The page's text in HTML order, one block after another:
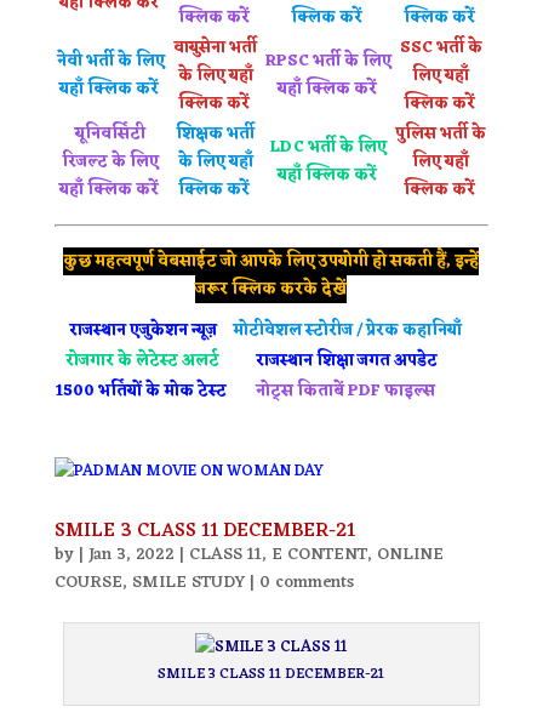
क्लिक करें
क्लिक करें
क्लिक करें
नेवी भर्ती के लिए
यहाँ क्लिक करें
वायुसेना भर्ती
के लिए यहाँ
क्लिक करें
RPSC भर्ती के लिए
यहाँ क्लिक करें
SSC भर्ती के
लिए यहाँ
क्लिक करें
यूनिवर्सिटी
रिजल्ट के लिए
यहाँ क्लिक करें
शिक्षक भर्ती
के लिए यहाँ
क्लिक करें
LDC भर्ती के लिए
यहाँ क्लिक करें
पुलिस भर्ती के
लिए यहाँ
क्लिक करें
कुछ महत्वपूर्ण वेबसाईट जो आपके लिए उपयोगी हो सकती हैं, इन्हें
जरूर क्लिक करके देखें
राजस्थानएजुकेशन न्यूज़ मोटीवेशल स्टोरीज / प्रेरक कहानियाँ
रोजगार के लेटेस्ट अलर्ट
राजस्थान शिक्षा जगत अपडेट
1500 भर्तियों के मोक टेस्ट
नोट्स किताबें PDF फाइल्स
SMILE 3 CLASS 11 DECEMBER-21
by | Jan 3, 2022 | CLASS 11, E CONTENT, ONLINE
COURSE, SMILE STUDY| 0 comments
SMILE 3 CLASS 11 DECEMBER-21